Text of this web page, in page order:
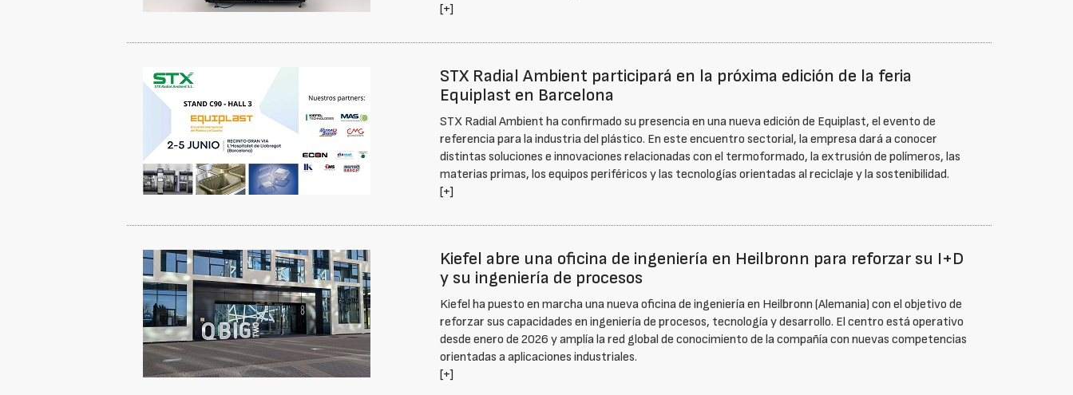
[+]
STX Radial Ambient participará en la próxima edición de la feria
Equiplast en Barcelona
STX Radial Ambient ha confirmado su presencia en una nueva edición de Equiplast, el evento de
referencia para la industria del plástico. En este encuentro sectorial, la empresa dará a conocer
distintas soluciones e innovaciones relacionadas con el termoformado, la extrusión de polímeros, las
materias primas, los equipos periféricos y las tecnologías orientadas al reciclaje y la sostenibilidad.
[+]
Kiefel abre una oficina de ingeniería en Heilbronn para reforzar su I+D
y su ingeniería de procesos
Kiefel ha puesto en marcha una nueva oficina de ingeniería en Heilbronn (Alemania) con el objetivo de
reforzar sus capacidades en ingeniería de procesos, tecnología y desarrollo. El centro está operativo
desde enero de 2026 y amplía la red global de conocimiento de la compañía con nuevas competencias
orientadas a aplicaciones industriales.
[+]